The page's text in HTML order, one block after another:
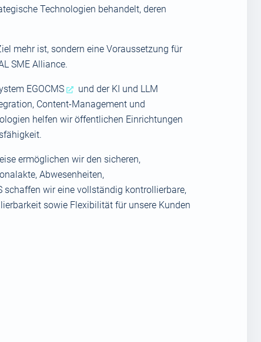
Technologien behandelt, deren
mehr ist, sondern eine Voraussetzung für
SME Alliance.
EGOCMS
und der KI und LLM
Content-Management und
helfen wir öffentlichen Einrichtungen
ermöglichen wir den sicheren,
Abwesenheiten,
schaffen wir eine vollständig kontrollierbare,
sowie Flexibilität für unsere Kunden